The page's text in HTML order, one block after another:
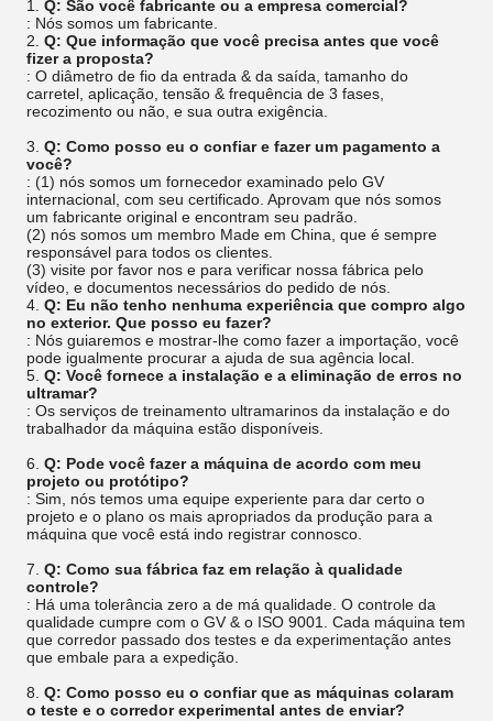
1. Q: São você fabricante ou a empresa comercial?
: Nós somos um fabricante.
2. Q: Que informação que você precisa antes que você
fizer a proposta?
: O diâmetro de fio da entrada & da saída, tamanho do
carretel, aplicação, tensão & frequência de 3 fases,
recozimento ou não, e sua outra exigência.
3. Q: Como posso eu o confiar e fazer um pagamento a
você?
: (1) nós somos um fornecedor examinado pelo GV
internacional, com seu certificado. Aprovam que nós somos
um fabricante original e encontram seu padrão.
(2) nós somos um membro Made em China, que é sempre
responsável para todos os clientes.
(3) visite por favor nos e para verificar nossa fábrica pelo
vídeo, e documentos necessários do pedido de nós.
4. Q: Eu não tenho nenhuma experiência que compro algo
no exterior. Que posso eu fazer?
: Nós guiaremos e mostrar-lhe como fazer a importação, você
pode igualmente procurar a ajuda de sua agência local.
5. Q: Você fornece a instalação e a eliminação de erros no
ultramar?
: Os serviços de treinamento ultramarinos da instalação e do
trabalhador da máquina estão disponíveis.
6. Q: Pode você fazer a máquina de acordo com meu
projeto ou protótipo?
: Sim, nós temos uma equipe experiente para dar certo o
projeto e o plano os mais apropriados da produção para a
máquina que você está indo registrar connosco.
7. Q: Como sua fábrica faz em relação à qualidade
controle?
: Há uma tolerância zero a de má qualidade. O controle da
qualidade cumpre com o GV & o ISO 9001. Cada máquina tem
que corredor passado dos testes e da experimentação antes
que embale para a expedição.
8. Q: Como posso eu o confiar que as máquinas colaram
o teste e o corredor experimental antes de enviar?